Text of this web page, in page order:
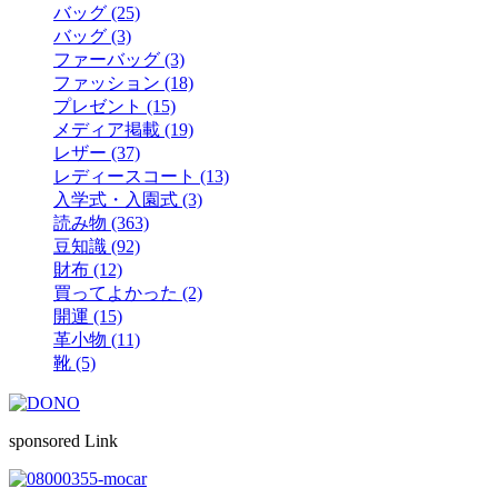
バッグ (25)
バッグ (3)
ファーバッグ (3)
ファッション (18)
プレゼント (15)
メディア掲載 (19)
レザー (37)
レディースコート (13)
入学式・入園式 (3)
読み物 (363)
豆知識 (92)
財布 (12)
買ってよかった (2)
開運 (15)
革小物 (11)
靴 (5)
sponsored Link